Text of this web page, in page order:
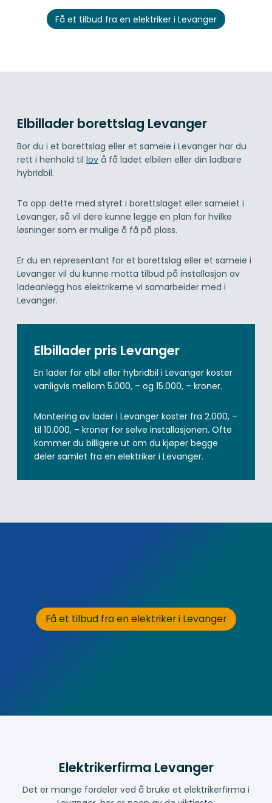
Få et tilbud fra en elektriker i Levanger
Elbillader borettslag Levanger
Bor du i et borettslag eller et sameie i Levanger har du
rett i henhold til lov å få ladet elbilen eller din ladbare
hybridbil.
Ta opp dette med styret i borettslaget eller sameiet i
Levanger, så vil dere kunne legge en plan for hvilke
løsninger som er mulige å få på plass.
Er du en representant for et borettslag eller et sameie i
Levanger vil du kunne motta tilbud på installasjon av
ladeanlegg hos elektrikerne vi samarbeider med i
Levanger.
Elbillader pris Levanger
En lader for elbil eller hybridbil i Levanger koster
vanligvis mellom 5.000, – og 15.000, – kroner.
Montering av lader i Levanger koster fra 2.000, –
til 10.000, – kroner for selve installasjonen. Ofte
kommer du billigere ut om du kjøper begge
deler samlet fra en elektriker i Levanger.
Få et tilbud fra en elektriker i Levanger
Elektrikerfirma Levanger
Det er mange fordeler ved å bruke et elektrikerfirma i